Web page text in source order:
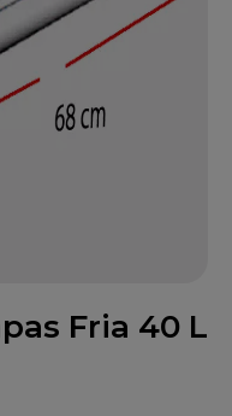
Fria 40 L